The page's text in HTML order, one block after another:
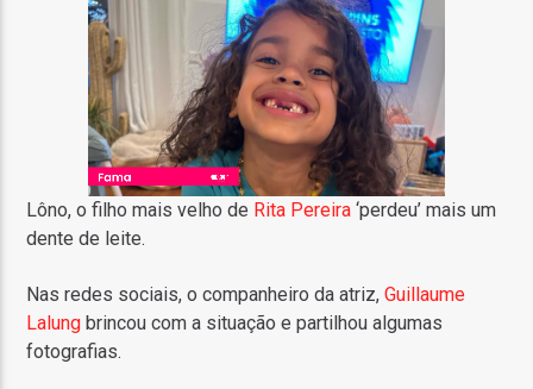
Lôno, o filho mais velho de Rita Pereira ‘perdeu’ mais um
dente de leite.
Nas redes sociais, o companheiro da atriz,Guillaume
Lalung brincou com a situação e partilhou algumas
fotografias.